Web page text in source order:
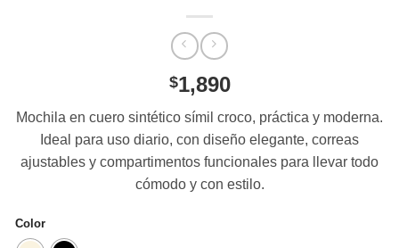
$1,890
Mochila en cuero sintético símil croco, práctica y moderna.
Ideal para uso diario, con diseño elegante, correas
ajustables y compartimentos funcionales para llevar todo
cómodo y con estilo.
Color